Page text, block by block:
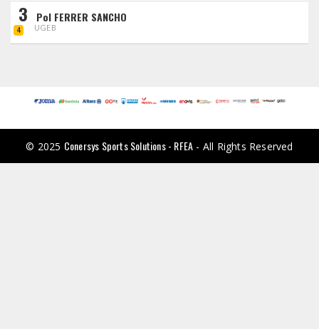
3
4
Pol FERRER SANCHO
UGEB
© 2025 Conersys Sports Solutions - RFEA - All Rights Reserved